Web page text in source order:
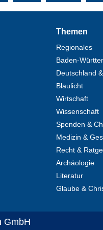
GmbH
Themen
Regionales
Baden-
Deutschland
Blaulicht
Wirtschaft
Wissenschaft
Spenden &
Medizin &
Recht &
Archäologie
Literatur
Glaube &